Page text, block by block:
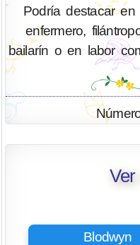
Podría destacar
enfermero,
bailarín o en labor
Blodwyn